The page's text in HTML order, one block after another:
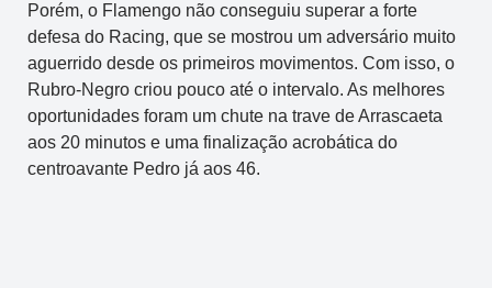
Porém, o Flamengo não conseguiu superar a forte
defesa do Racing, que se mostrou um adversário muito
aguerrido desde os primeiros movimentos. Com isso, o
Rubro-Negro criou pouco até o intervalo. As melhores
oportunidades foram um chute na trave de Arrascaeta
aos 20 minutos e uma finalização acrobática do
centroavante Pedro já aos 46.